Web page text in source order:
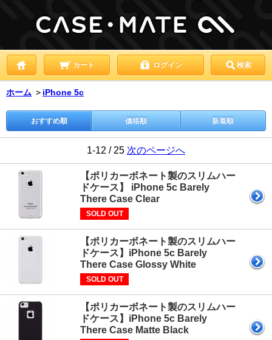
カート ログイン 検索
ホーム ＞ iPhone 5c
おすすめ順 価格順 新着順
1-12 / 25 次のページへ
【ポリカーボネート製のスリムハー
ドケース】 iPhone 5c Barely
There Case Clear
SOLD OUT
【ポリカーボネート製のスリムハー
ドケース】iPhone 5c Barely
There Case Glossy White
SOLD OUT
【ポリカーボネート製のスリムハー
ドケース】iPhone 5c Barely
There Case Matte Black